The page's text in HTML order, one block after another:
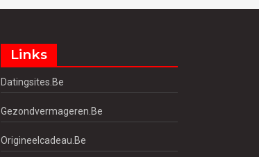
Links
Datingsites.be
Gezondvermageren.be
Origineelcadeau.be